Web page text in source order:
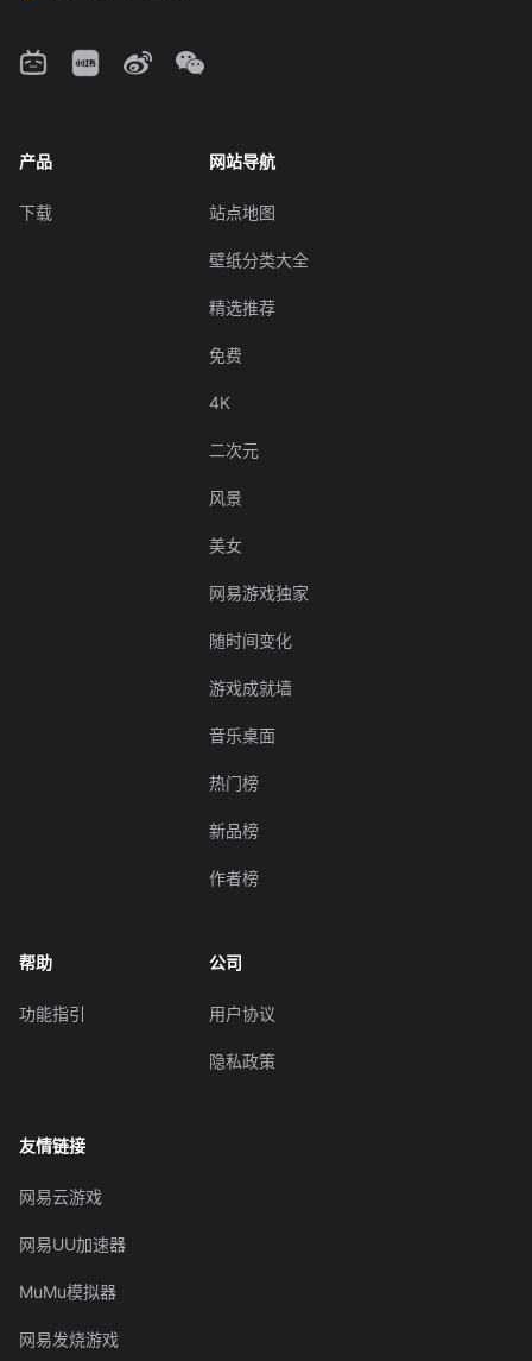
产品
下载
网站导航
站点地图
壁纸分类大全
精选推荐
免费
4K
二次元
风景
美女
网易游戏独家
随时间变化
游戏成就墙
音乐桌面
热门榜
新品榜
作者榜
帮助
功能指引
公司
用户协议
隐私政策
友情链接
网易云游戏
网易UU加速器
MuMu模拟器
网易发烧游戏